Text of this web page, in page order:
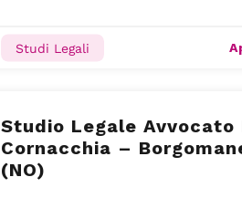
Studi Legali
Studio Legale Avvocato
Cornacchia –
(NO)